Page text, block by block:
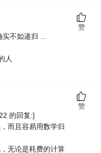
实不如递归 ...
人
赞
的回复:]
而且容易用数学归
无论是耗费的计算
赞